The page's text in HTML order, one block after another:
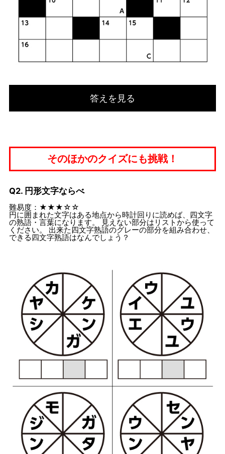
答えを見る
そのほかのクイズにも挑戦！
Q2. 円形文字ならべ
難易度：★★★☆☆
円に囲まれた文字はある地点から時計回りに読めば、四文字
の熟語・言葉になります。 見えない部分はリストから使って
ください。 出来た四文字熟語のグレーの部分を組み合わせ、
できる四文字熟語はなんでしょう？